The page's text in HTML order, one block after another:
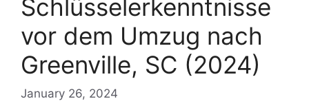
Schlüsselerkenntnisse
vor dem Umzug nach
Greenville, SC (2024)
January 26, 2024